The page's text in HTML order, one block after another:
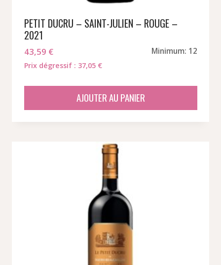
PETIT DUCRU – SAINT-JULIEN – ROUGE –
2021
43,59 € Minimum: 12
Prix dégressif : 37,05 €
AJOUTER AU PANIER